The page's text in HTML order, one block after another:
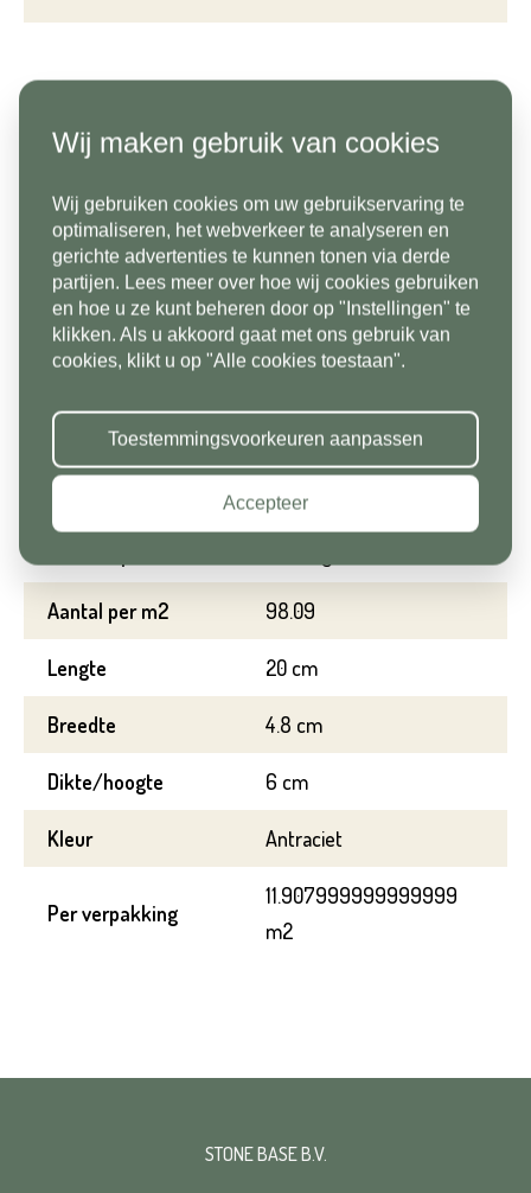
Productinformatie
Bent u op zoek naar tuintegels of terrastegels?
Klinkers zijn een populair, duurzaam en
karakteristiek alternatief als sierbestrating.
Gebakken klinkers zijn ook bijzonder geschikt als
bestrating voor uw oprit. Bij Stone base kunt u ook
uw waaltjes kopen.
Specificaties
Stone base
Aantal per m2 98.09
Lengte 20 cm
Breedte 4.8 cm
Dikte/hoogte 6 cm
Kleur Antraciet
Per verpakking
11.907999999999999
m2
Telefoonnummer*
Land*
Toevoeging
Land*
Nederland
Postcode*
STONE BASE B.V.
Wij maken gebruik van cookies
Wij gebruiken cookies om uw gebruikservaring te
optimaliseren, het webverkeer te analyseren en
gerichte advertenties te kunnen tonen via derde
partijen. Lees meer over hoe wij cookies gebruiken
en hoe u ze kunt beheren door op "Instellingen" te
klikken. Als u akkoord gaat met ons gebruik van
cookies, klikt u op "Alle cookies toestaan".
Toestemmingsvoorkeuren aanpassen
Accepteer